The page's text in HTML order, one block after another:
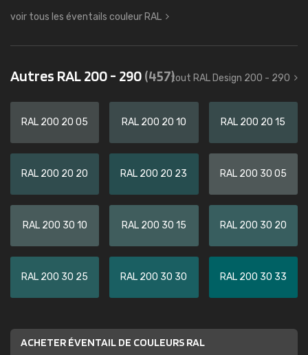
voir tous les éventails couleur RAL
Autres RAL 200 - 290(457)tout RAL Design 200 - 290
RAL 200 20 05 RAL 200 20 10 RAL 200 20 15
RAL 200 20 20 RAL 200 20 23 RAL 200 30 05
RAL 200 30 10 RAL 200 30 15 RAL 200 30 20
RAL 200 30 25 RAL 200 30 30 RAL 200 30 33
ACHETER ÉVENTAIL DE COULEURS RAL